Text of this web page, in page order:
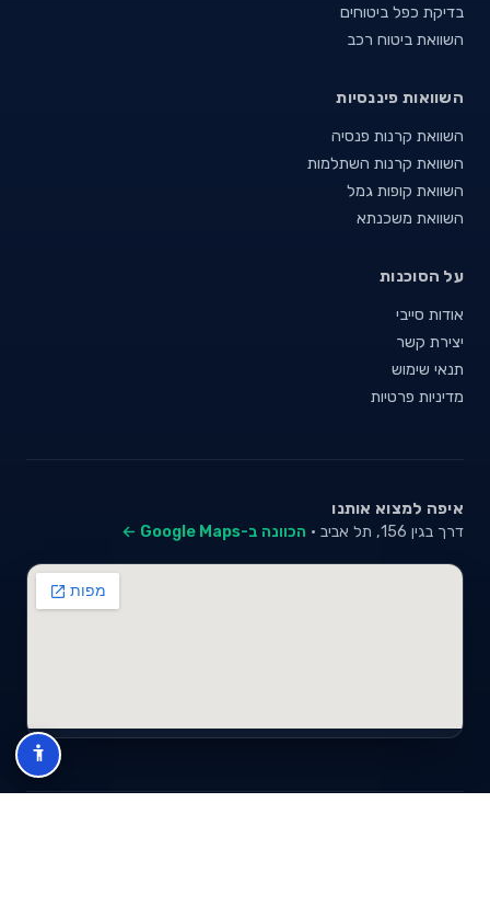
בדיקת כפל ביטוחים
השוואת ביטוח רכב
השוואות פיננסיות
השוואת קרנות פנסיה
השוואת קרנות השתלמות
השוואת קופות גמל
השוואת משכנתא
על הסוכנות
אודות סייבי
יצירת קשר
תנאי שימוש
מדיניות פרטיות
איפה למצוא אותנו
דרך בגין 156, תל אביב · הכוונה ב-Google Maps ←